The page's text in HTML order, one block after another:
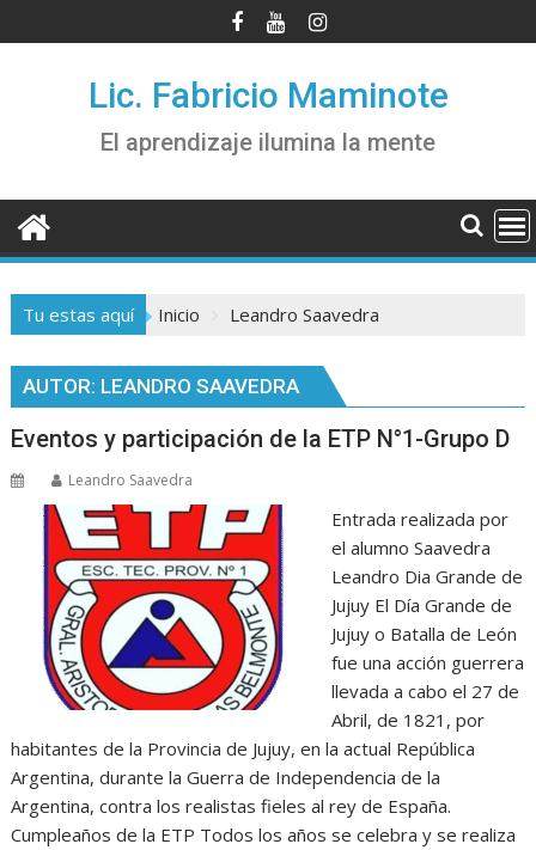
al
Lic. Fabricio Maminote
El aprendizaje ilumina la mente
Tu estas aquí Inicio Leandro Saavedra
AUTOR: LEANDRO SAAVEDRA
Eventos y participación de la ETP N°1-Grupo D
Leandro Saavedra
Entrada realizada por
el alumno Saavedra
Leandro Dia Grande de
Jujuy El Día Grande de
Jujuy o Batalla de León
fue una acción guerrera
llevada a cabo el 27 de
Abril, de 1821, por
habitantes de la Provincia de Jujuy, en la actual República
Argentina, durante la Guerra de Independencia de la
Argentina, contra los realistas fieles al rey de España.
Cumpleaños de la ETP Todos los años se celebra y se realiza